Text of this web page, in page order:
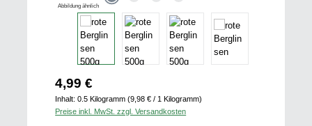
Abbildung ähnlich
Regulärer Preis:
4,99 €
Inhalt:0.5 Kilogramm(9,98 € / 1 Kilogramm)
Preise inkl. MwSt. zzgl. Versandkosten